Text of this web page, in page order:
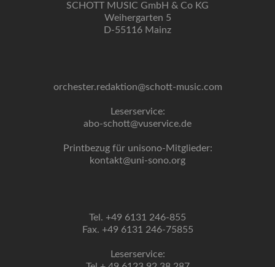
SCHOTT MUSIC GmbH & Co KG
Weihergarten 5
D-55116 Mainz
orchester.redaktion@schott-music.com
Leserservice:
abo-schott@vuservice.de
Printbezug für unisono-Mitglieder:
kontakt@uni-sono.org
Tel. +49 6131 246-855
Fax. +49 6131 246-75855
Leserservice: